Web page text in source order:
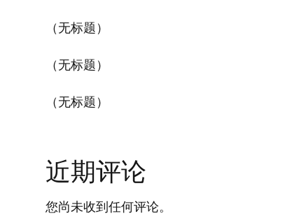
（无标题）
（无标题）
（无标题）
近期评论
您尚未收到任何评论。